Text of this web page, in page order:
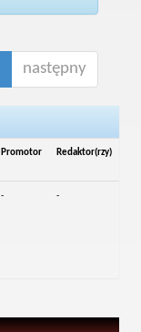
następny
Promotor Redaktor(rzy)
- -